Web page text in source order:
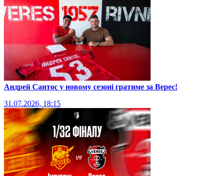
Андрей Сантос у новому сезоні гратиме за Верес!
31.07.2026, 18:15